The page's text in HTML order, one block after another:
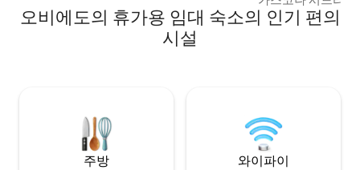
smart TV. There's no elevator but it's
only half a flight of stairs (8 steps) from
guest use, located a 3 minute walk away
from the apartment. We have a large
parking space (fits even vans) available
건물 내 주차. 디자인 아파트와 우아한 장식.
- 장식용 벽난로,
오비에도의 휴가용 임대 숙소의 인기 편의
시설
주방 와이파이